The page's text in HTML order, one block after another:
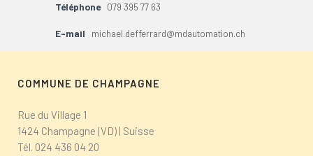
Téléphone 079 395 77 63
E-mail michael.defferrard@mdautomation.ch
COMMUNE DE CHAMPAGNE
Rue du Village 1
1424 Champagne (VD) | Suisse
Tél. 024 436 04 20